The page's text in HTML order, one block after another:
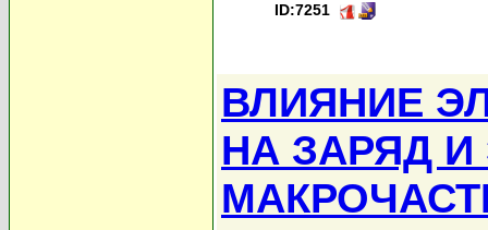
ID:7251
ВЛИЯНИЕ
НА ЗАРЯД И